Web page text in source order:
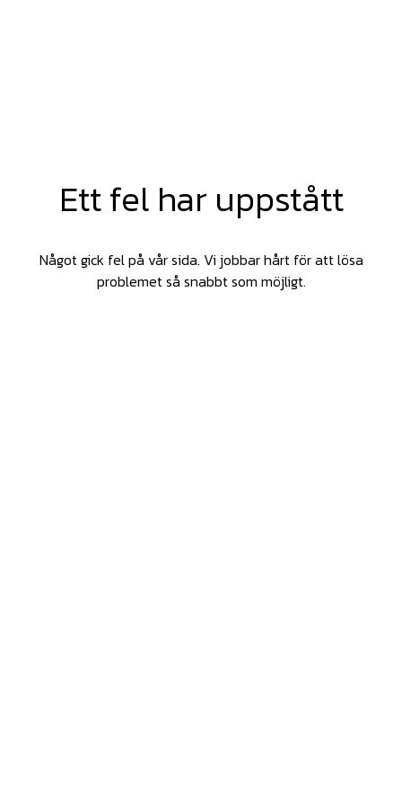
Ett fel har uppstått
Något gick fel på vår sida. Vi jobbar hårt för att lösa
problemet så snabbt som möjligt.